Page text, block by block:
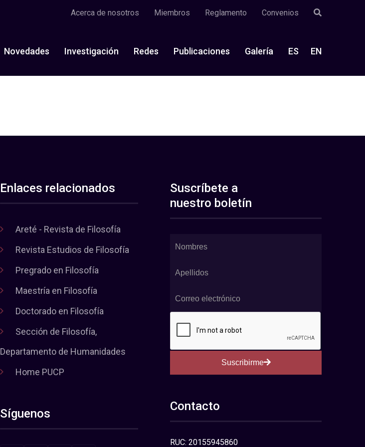
Acerca de nosotros Miembros Reglamento Convenios
Novedades Investigación Redes Publicaciones Galería ES EN
Enlaces relacionados
Areté - Revista de Filosofía
Revista Estudios de Filosofía
Pregrado en Filosofía
Maestría en Filosofía
Doctorado en Filosofía
Sección de Filosofía,
Departamento de Humanidades
Home PUCP
Síguenos
Suscríbete a
nuestro boletín
Suscribirme
Contacto
RUC: 20155945860